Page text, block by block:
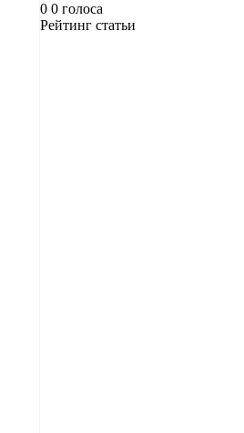
0 0 голоса
Рейтинг статьи